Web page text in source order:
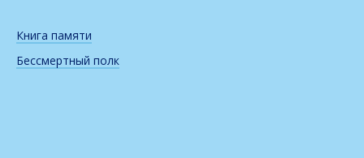
Книга памяти
Бессмертный полк